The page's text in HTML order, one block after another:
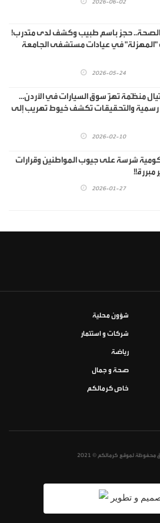
2026-06-02
الصحة.. حجز باسم طبيب وكشف لدى متدرب!
في عيادات مستشفى الجامعة
2026-05-24
منظّمة تهزّ سوق السيارات في الأردن…
رسمية والتحقيقات تكشف خيوط تهريب إلى
2026-02-10
شرسة على جيوب المواطنين وقرارات
مبررة!!
2026-01-27
شؤون محلية
شركات و استثمار
رياضة
صحة و جمال
خاص كرمالكم
محفوظة لموقع كرمالكم © 2021
و تطوير